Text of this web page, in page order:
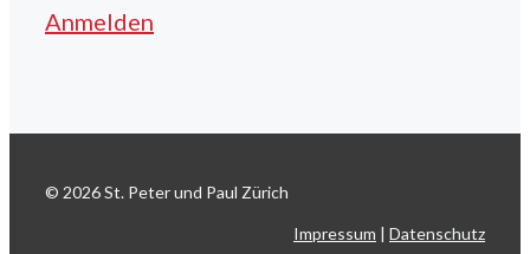
Anmelden
© 2026 St. Peter und Paul Zürich
Impressum | Datenschutz